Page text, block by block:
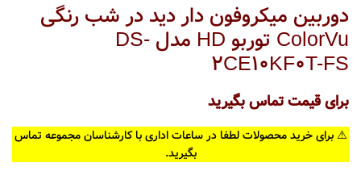
دوربین میکروفون دار دید در شب رنگی
ColorVu توربو HD مدل DS-
2CE10KF0T-FS
برای قیمت تماس بگیرید
⚠️ برای خرید محصولات لطفا در ساعات اداری با کارشناسان مجموعه تماس
بگیرید.